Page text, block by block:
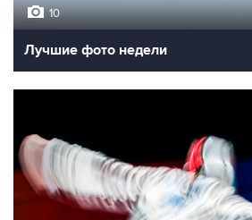
10
Лучшие фото недели